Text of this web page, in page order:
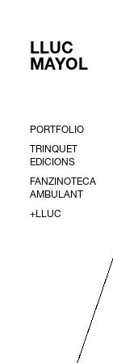
LLUC
MAYOL
PORTFOLIO
TRINQUET
EDICIONS
FANZINOTECA
AMBULANT
+LLUC